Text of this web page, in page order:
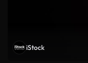
iStock